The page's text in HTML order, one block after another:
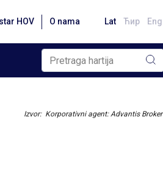
HOV O nama Lat Ћир Eng
Izvor: Korporativni agent: Advantis Broker